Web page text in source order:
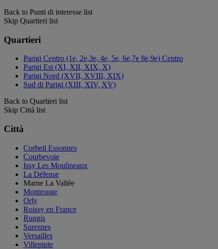
Back to Punti di interesse list
Skip Quartieri list
Quartieri
Parigi Centro (1e, 2e,3e, 4e, 5e, 6e,7e 8e,9e) Centro
Parigi Est (XI, XII, XIX, X)
Parigi Nord (XVII, XVIII, XIX)
Sud di Parigi (XIII, XIV, XV)
Back to Quartieri list
Skip Città list
Città
Corbeil Essonnes
Courbevoie
Issy Les Moulineaux
La Défense
Marne La Vallée
Montrouge
Orly
Roissy en France
Rungis
Suresnes
Versailles
Villepinte